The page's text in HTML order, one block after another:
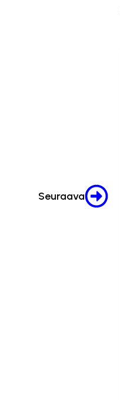
Seuraava